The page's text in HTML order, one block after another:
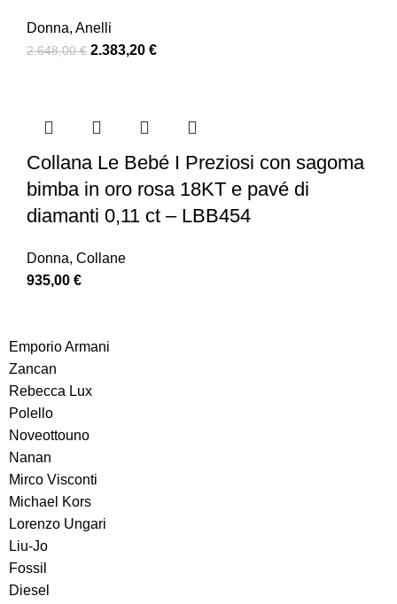
Donna, Anelli
2.648,00€ 2.383,20 €
Collana Le Bebé I Preziosi con sagoma
bimba in oro rosa 18KT e pavé di
diamanti 0,11 ct – LBB454
Donna, Collane
935,00 €
Emporio Armani
Zancan
Rebecca Lux
Polello
Noveottouno
Nanan
Mirco Visconti
Michael Kors
Lorenzo Ungari
Liu-Jo
Fossil
Diesel